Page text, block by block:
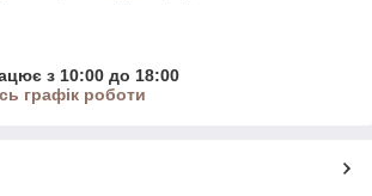
з 10:00 до 18:00
графік роботи